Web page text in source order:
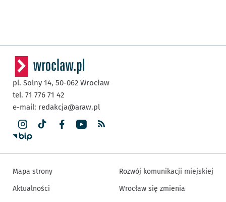
pl. Solny 14, 50-062 Wrocław
tel. 71 776 71 42
e-mail: redakcja@araw.pl
Mapa strony
Aktualności
Rozwój komunikacji miejskiej
Wrocław się zmienia